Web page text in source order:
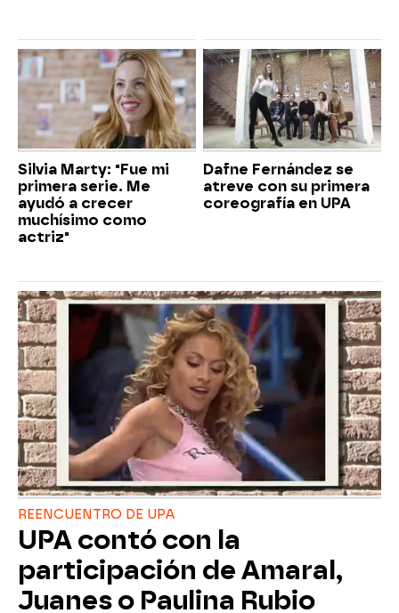
Silvia Marty: "Fue mi
primera serie. Me
ayudó a crecer
muchísimo como
actriz"
Dafne Fernández se
atreve con su primera
coreografía en UPA
REENCUENTRO DE UPA
UPA contó con la
participación de Amaral,
Juanes o Paulina Rubio